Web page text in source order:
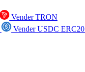
Vender TRON
Vender USDC ERC20